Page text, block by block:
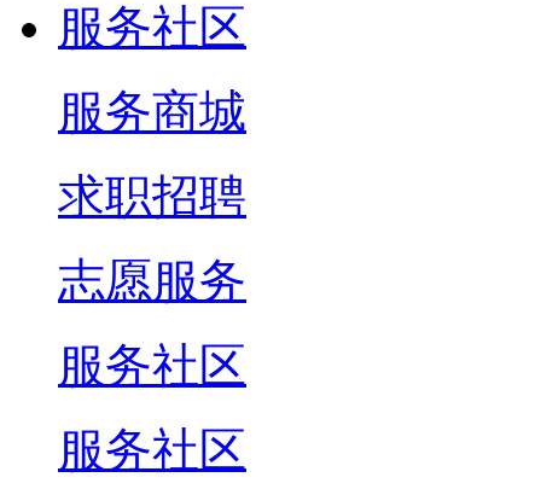
服务社区
服务商城
求职招聘
志愿服务
服务社区
服务社区